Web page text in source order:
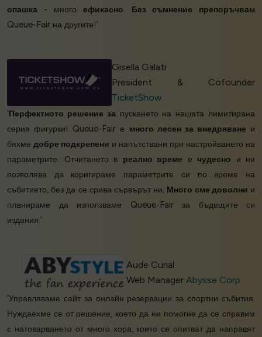
опашка - много ефикасно Без съмнение
препоръчвам
Queue-Fair на другите!’
Gisella Galati
President & Cofounder
TicketShow
‘Перфектното решение за пускането на нашата лимитирана
серия фигурки! Queue-Fair е много лесен за внедряване и
бяхме добре подкрепени и напътствани при настройването на
параметрите. Отчитането в реално време е чудесно и ни
позволява да коригираме параметрите си по време на
събитието, без да се срива сървърът ни. Много сме доволни и
планираме да използваме Queue-Fair за бъдещите си
издания.’
Aude Curial
Web ManagerAbysse Corp
‘Управляваме сайт за онлайн резервации за спортни събития.
Нуждаехме се от решение, което да ни помогне да се справим
с натоварването от много хора, които се опитват да направят